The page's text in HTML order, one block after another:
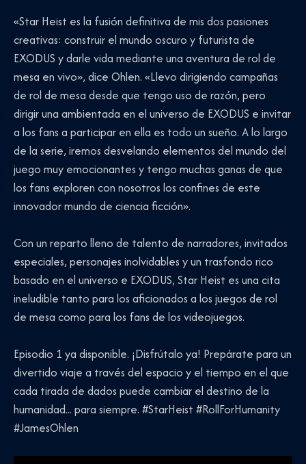
«Star Heist es la fusión definitiva de mis dos pasiones
creativas: construir el mundo oscuro y futurista de
EXODUS y darle vida mediante una aventura de rol de
mesa en vivo», dice Ohlen. «Llevo dirigiendo campañas
de rol de mesa desde que tengo uso de razón, pero
dirigir una ambientada en el universo de EXODUS e invitar
a los fans a participar en ella es todo un sueño. A lo largo
de la serie, iremos desvelando elementos del mundo del
juego muy emocionantes y tengo muchas ganas de que
los fans exploren con nosotros los confines de este
innovador mundo de ciencia ficción».
Con un reparto lleno de talento de narradores, invitados
especiales, personajes inolvidables y un trasfondo rico
basado en el universo e EXODUS, Star Heist es una cita
ineludible tanto para los aficionados a los juegos de rol
de mesa como para los fans de los videojuegos.
Episodio 1 ya disponible. ¡Disfrútalo ya! Prepárate para un
divertido viaje a través del espacio y el tiempo en el que
cada tirada de dados puede cambiar el destino de la
humanidad... para siempre. #StarHeist #RollForHumanity
#JamesOhlen